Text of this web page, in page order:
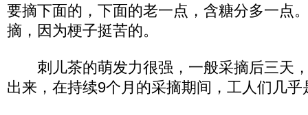
要摘下面的，下面的老一点，含糖分多一点
摘，因为梗子挺苦的。
刺儿茶的萌发力很强，一般采摘后三天
出来，在持续9个月的采摘期间，工人们几